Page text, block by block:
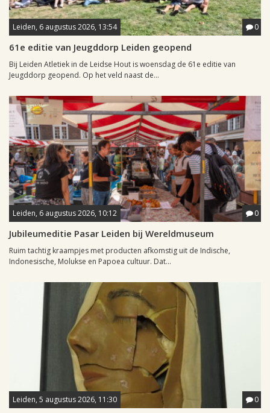
Leiden, 6 augustus 2026, 13:54 0
61e editie van Jeugddorp Leiden geopend
Bij Leiden Atletiek in de Leidse Hout is woensdag de 61e editie van
Jeugddorp geopend. Op het veld naast de...
Leiden, 6 augustus 2026, 10:12 0
Jubileumeditie Pasar Leiden bij Wereldmuseum
Ruim tachtig kraampjes met producten afkomstig uit de Indische,
Indonesische, Molukse en Papoea cultuur. Dat...
Leiden, 5 augustus 2026, 11:30 0